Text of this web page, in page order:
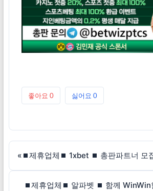
좋아요 0 싫어요 0
« ⏹제휴업체⏹ 1xbet ⏹ 총판파트너 모
⏹제휴업체⏹ 알파벳 ⏹ 함께 WinWin